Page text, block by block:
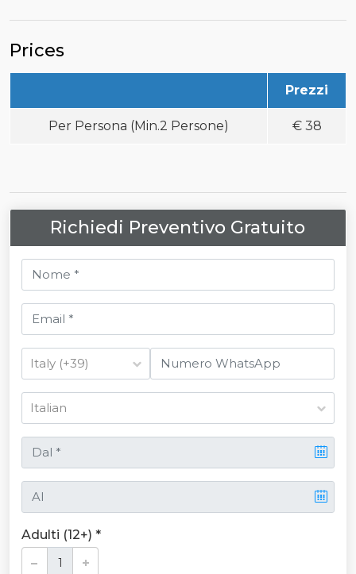
Prices
Prezzi
Per Persona (Min.2 Persone) € 38
Richiedi Preventivo Gratuito
Adulti (12+) *